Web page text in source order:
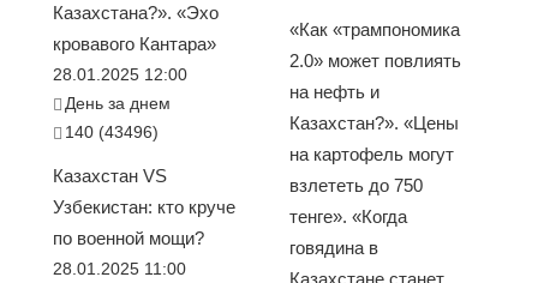
Казахстана?». «Эхо
кровавого Кантара»
28.01.2025 12:00
День за днем
140 (43496)
Казахстан VS
Узбекистан: кто круче
по военной мощи?
28.01.2025 11:00
«Как «трампономика
2.0» может повлиять
на нефть и
Казахстан?». «Цены
на картофель могут
взлететь до 750
тенге». «Когда
говядина в